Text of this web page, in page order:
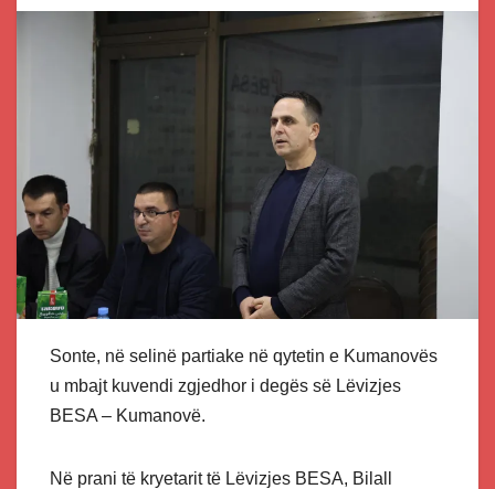
Sonte, në selinë partiake në qytetin e Kumanovës
u mbajt kuvendi zgjedhor i degës së Lëvizjes
BESA – Kumanovë.
Në prani të kryetarit të Lëvizjes BESA, Bilall